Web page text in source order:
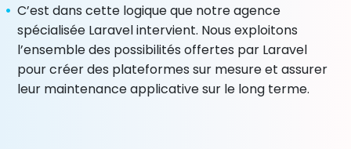
C’est dans cette logique que notre agence
spécialisée Laravel intervient. Nous exploitons
l’ensemble des possibilités offertes par Laravel
pour créer des plateformes sur mesure et assurer
leur maintenance applicative sur le long terme.